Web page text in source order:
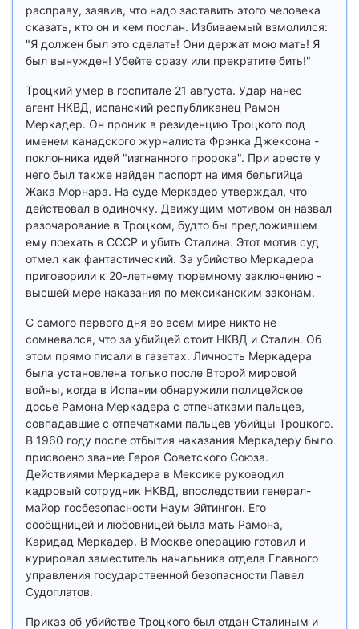
расправу, заявив, что надо заставить этого человека
сказать, кто он и кем послан. Избиваемый взмолился:
"Я должен был это сделать! Они держат мою мать! Я
был вынужден! Убейте сразу или прекратите бить!"
Троцкий умер в госпитале 21 августа. Удар нанес
агент НКВД, испанский республиканец Рамон
Меркадер. Он проник в резиденцию Троцкого под
именем канадского журналиста Фрэнка Джексона -
поклонника идей "изгнанного пророка". При аресте у
него был также найден паспорт на имя бельгийца
Жака Морнара. На суде Меркадер утверждал, что
действовал в одиночку. Движущим мотивом он назвал
разочарование в Троцком, будто бы предложившем
ему поехать в СССР и убить Сталина. Этот мотив суд
отмел как фантастический. За убийство Меркадера
приговорили к 20-летнему тюремному заключению -
высшей мере наказания по мексиканским законам.
С самого первого дня во всем мире никто не
сомневался, что за убийцей стоит НКВД и Сталин. Об
этом прямо писали в газетах. Личность Меркадера
была установлена только после Второй мировой
войны, когда в Испании обнаружили полицейское
досье Рамона Меркадера с отпечатками пальцев,
совпадавшие с отпечатками пальцев убийцы Троцкого.
В 1960 году после отбытия наказания Меркадеру было
присвоено звание Героя Советского Союза.
Действиями Меркадера в Мексике руководил
кадровый сотрудник НКВД, впоследствии генерал-
майор госбезопасности Наум Эйтингон. Его
сообщницей и любовницей была мать Рамона,
Каридад Меркадер. В Москве операцию готовил и
курировал заместитель начальника отдела Главного
управления государственной безопасности Павел
Судоплатов.
Приказ об убийстве Троцкого был отдан Сталиным и